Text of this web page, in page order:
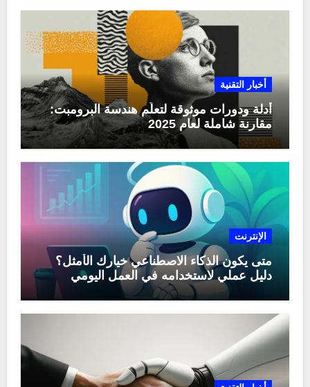
أخبار التقنية
أدلة ودورات موثوقة لتعلّم هندسة البرومبت:
مقارنة شاملة لعام 2025
الإنترنت
متى يكون الذكاء الاصطناعي خيارك الأمثل؟
دليل عملي لاستخدامه في العمل اليومي